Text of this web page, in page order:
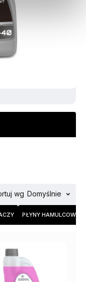
PŁYNY HAMULCOWE
wg Domyślnie